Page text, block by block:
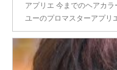
アプリエ 今までのヘアカ
ユーのプロマスターアプリ